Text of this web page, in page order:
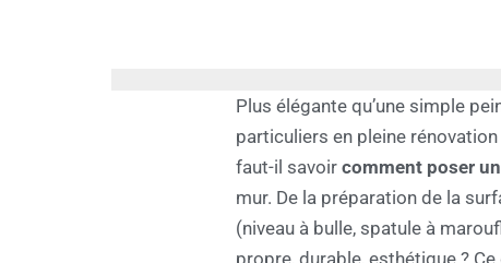
Plus élégante qu’une simple
particuliers en pleine
faut-il savoir comment poser
mur. De la préparation de la
(niveau à bulle, spatule à
propre, durable, esthétique ?